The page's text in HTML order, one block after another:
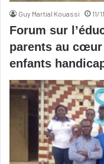
Guy Martial Kouassi 11/
Forum sur
parents au
enfants